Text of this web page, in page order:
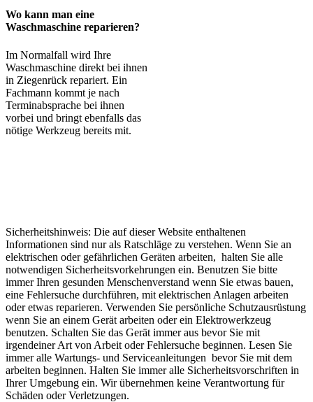
Wo kann man eine
Waschmaschine reparieren?
Im Normalfall wird Ihre
Waschmaschine direkt bei ihnen
in Ziegenrück repariert. Ein
Fachmann kommt je nach
Terminabsprache bei ihnen
vorbei und bringt ebenfalls das
nötige Werkzeug bereits mit.
Sicherheitshinweis: Die auf dieser Website enthaltenen
Informationen sind nur als Ratschläge zu verstehen. Wenn Sie an
elektrischen oder gefährlichen Geräten arbeiten, halten Sie alle
notwendigen Sicherheitsvorkehrungen ein. Benutzen Sie bitte
immer Ihren gesunden Menschenverstand wenn Sie etwas bauen,
eine Fehlersuche durchführen, mit elektrischen Anlagen arbeiten
oder etwas reparieren. Verwenden Sie persönliche Schutzausrüstung
wenn Sie an einem Gerät arbeiten oder ein Elektrowerkzeug
benutzen. Schalten Sie das Gerät immer aus bevor Sie mit
irgendeiner Art von Arbeit oder Fehlersuche beginnen. Lesen Sie
immer alle Wartungs- und Serviceanleitungen bevor Sie mit dem
arbeiten beginnen. Halten Sie immer alle Sicherheitsvorschriften in
Ihrer Umgebung ein. Wir übernehmen keine Verantwortung für
Schäden oder Verletzungen.